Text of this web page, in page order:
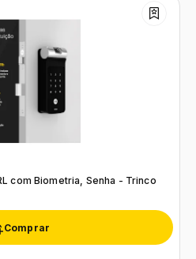
com Biometria, Senha - Trinco
Comprar